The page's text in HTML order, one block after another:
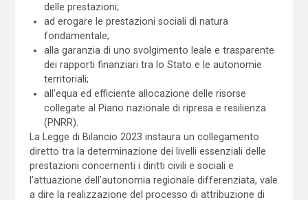
delle prestazioni;
ad erogare le prestazioni sociali di natura
fondamentale;
alla garanzia di uno svolgimento leale e trasparente
dei rapporti finanziari tra lo Stato e le autonomie
territoriali;
all’equa ed efficiente allocazione delle risorse
collegate al Piano nazionale di ripresa e resilienza
(PNRR).
La Legge di Bilancio 2023 instaura un collegamento
diretto tra la determinazione dei livelli essenziali delle
prestazioni concernenti i diritti civili e sociali e
l’attuazione dell’autonomia regionale differenziata, vale
a dire la realizzazione del processo di attribuzione di